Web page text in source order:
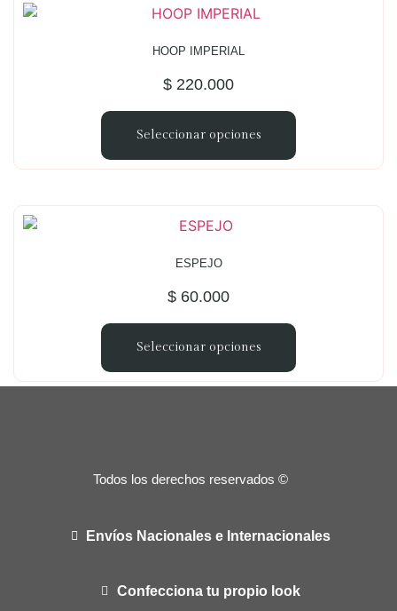
HOOP IMPERIAL
$220.000
Seleccionar opciones
ESPEJO
$60.000
Seleccionar opciones
Todos los derechos reservados ©
Envíos Nacionales e Internacionales
Confecciona tu propio look